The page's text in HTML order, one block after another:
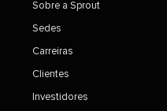
Sobre a Sprout​​
Sedes​​
Carreiras​​
Clientes​​
Investidores​​